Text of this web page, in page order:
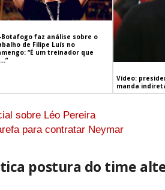
Botafogo faz análise sobre o
de Filipe Luís no
“É um treinador que
Vídeo:
manda
sobre Léo Pereira
para contratar Neymar
postura do time